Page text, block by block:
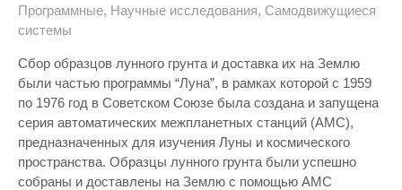
Программные, Научные исследования, Самодвижущиеся
системы
Сбор образцов лунного грунта и доставка их на Землю
были частью программы “Луна”, в рамках которой с 1959
по 1976 год в Советском Союзе была создана и запущена
серия автоматических межпланетных станций (АМС),
предназначенных для изучения Луны и космического
пространства. Образцы лунного грунта были успешно
собраны и доставлены на Землю с помощью АМС